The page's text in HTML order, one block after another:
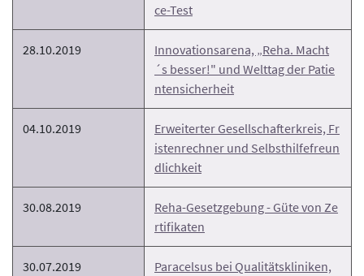
ce-Test
28.10.2019
Innovationsarena, „Reha. Macht
´s besser!" und Welttag der Patie
ntensicherheit
04.10.2019
Erweiterter Gesellschafterkreis, Fr
istenrechner und Selbsthilfefreun
dlichkeit
30.08.2019
Reha-Gesetzgebung - Güte von Ze
rtifikaten
30.07.2019
Paracelsus bei Qualitätskliniken,